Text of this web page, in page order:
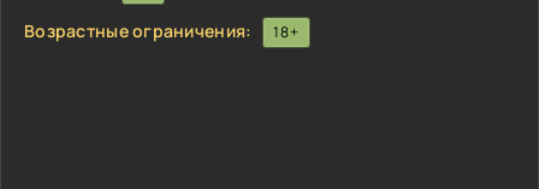
Возрастные ограничения: 18+